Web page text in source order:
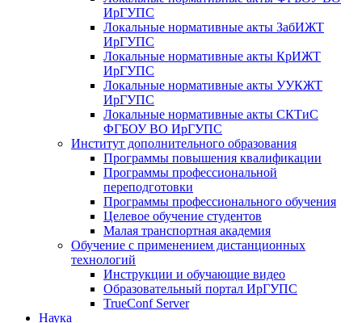
ИрГУПС
Локальные нормативные акты ЗабИЖТ
ИрГУПС
Локальные нормативные акты КрИЖТ
ИрГУПС
Локальные нормативные акты УУКЖТ
ИрГУПС
Локальные нормативные акты СКТиС
ФГБОУ ВО ИрГУПС
Институт дополнительного образования
Программы повышения квалификации
Программы профессиональной
переподготовки
Программы профессионального обучения
Целевое обучение студентов
Малая транспортная академия
Обучение с применением дистанционных
технологий
Инструкции и обучающие видео
Образовательный портал ИрГУПС
TrueConf Server
Наука